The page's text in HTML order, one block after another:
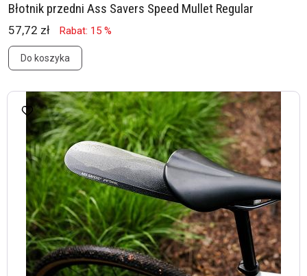
Błotnik przedni Ass Savers Speed Mullet Regular
57,72 zł Rabat: 15 %
Do koszyka